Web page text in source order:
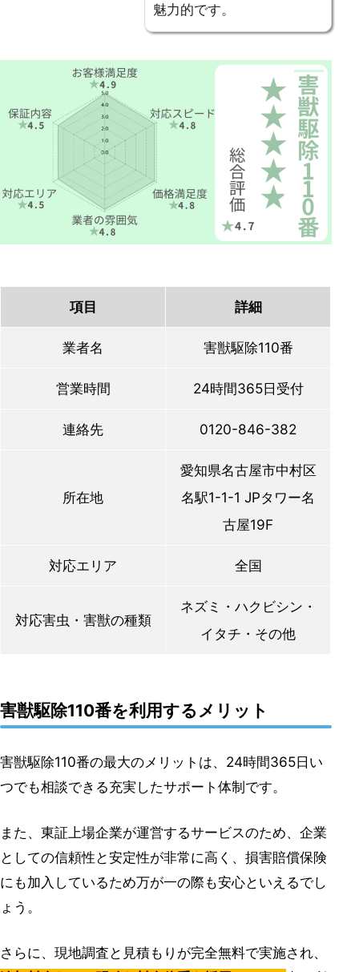
魅力的です。
項目 詳細
業者名 害獣駆除110番
営業時間 24時間365日受付
連絡先 0120-846-382
所在地
愛知県名古屋市中村区
名駅1-1-1 JPタワー名
古屋19F
対応エリア 全国
対応害虫・害獣の種類
ネズミ・ハクビシン・
イタチ・その他
害獣駆除110番を利用するメリット
害獣駆除110番の最大のメリットは、24時間365日い
つでも相談できる充実したサポート体制です。
また、東証上場企業が運営するサービスのため、企業
としての信頼性と安定性が非常に高く、損害賠償保険
にも加入しているため万が一の際も安心といえるでし
ょう。
さらに、現地調査と見積もりが完全無料で実施され、